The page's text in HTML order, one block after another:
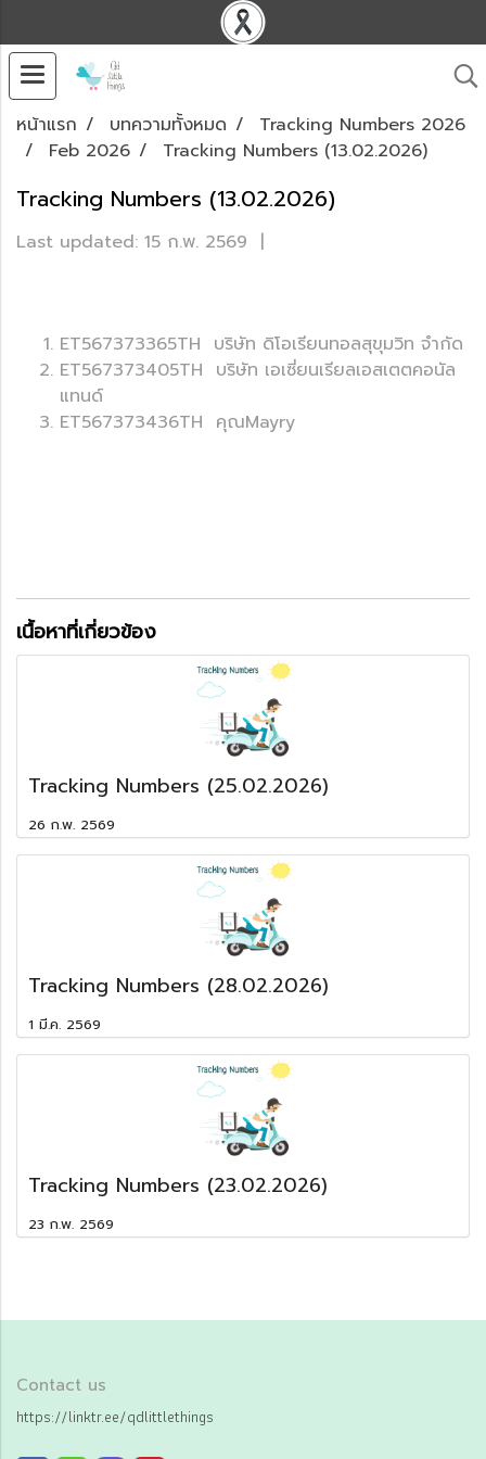
หน้าแรก บทความทั้งหมด
Tracking Numbers 2026
Feb 2026
Tracking Numbers (13.02.2026)
Tracking Numbers (13.02.2026)
Last updated: 15 ก.พ. 2569 |
ET567373365TH บริษัท ดิโอเรียนทอลสุขุมวิท จำกัด
ET567373405TH บริษัท เอเซี่ยนเรียลเอสเตตคอนัล
แทนด์
ET567373436TH คุณMayry
เนื้อหาที่เกี่ยวข้อง
Tracking Numbers (25.02.2026)
26 ก.พ. 2569
Tracking Numbers (28.02.2026)
1 มี.ค. 2569
Tracking Numbers (23.02.2026)
23 ก.พ. 2569
Contact us
https://linktr.ee/qdlittlethings